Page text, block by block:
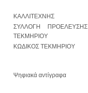
ΚΑΛΛΙΤΕΧΝΗΣ
ΣΥΛΛΟΓΗ ΠΡΟΕΛΕΥΣΗΣ
ΤΕΚΜΗΡΙΟΥ
ΚΩΔΙΚΟΣ ΤΕΚΜΗΡΙΟΥ
Ψηφιακά αντίγραφα